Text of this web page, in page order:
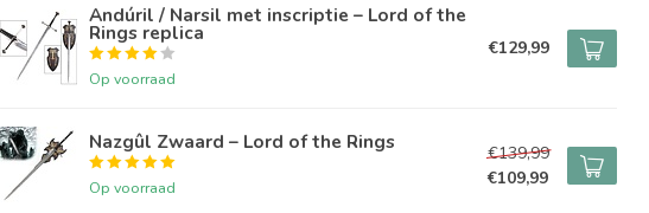
Andúril / Narsil met inscriptie – Lord of the
Rings replica
Op voorraad
€129,99
Nazgûl Zwaard – Lord of the Rings
Op voorraad
€139,99
€109,99